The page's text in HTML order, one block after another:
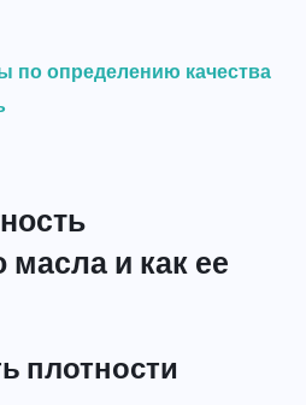
по определению качества
масла и как ее
плотности